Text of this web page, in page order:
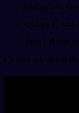
Không kén
Update & add
Auto full như
👉 Anh em up hết